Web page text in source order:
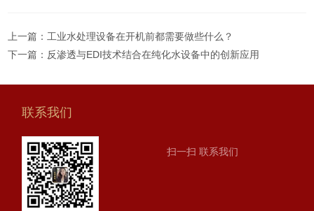
上一篇：工业水处理设备在开机前都需要做些什么？
下一篇： 反渗透与EDI技术结合在纯化水设备中的创新应用
联系我们
扫一扫 联系我们